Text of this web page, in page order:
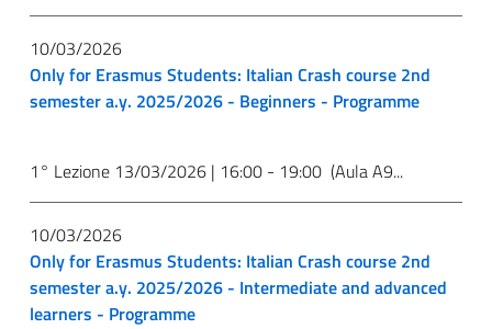
10/03/2026
Only for Erasmus Students: Italian Crash course 2nd
semester a.y. 2025/2026 - Beginners - Programme
1° Lezione 13/03/2026 | 16:00 - 19:00 (Aula A9...
10/03/2026
Only for Erasmus Students: Italian Crash course 2nd
semester a.y. 2025/2026 - Intermediate and advanced
learners - Programme